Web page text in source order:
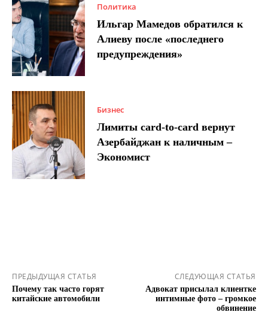
Политика
Ильгар Мамедов обратился к
Алиеву после «последнего
предупреждения»
Бизнес
Лимиты card-to-card вернут
Азербайджан к наличным –
Экономист
ПРЕДЫДУЩАЯ СТАТЬЯ
Почему так часто горят
китайские автомобили
СЛЕДУЮЩАЯ СТАТЬЯ
Адвокат присылал клиентке
интимные фото – громкое
обвинение